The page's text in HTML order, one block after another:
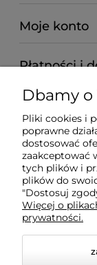
Moje konto
Płatności i
Informacje
O nas
Wyposażenie
Sklep
Dbamy
Pliki cookies i
poprawne
dostosować
zaakceptować
tych plików i
plików do
"Dostosuj
Więcej o
prywatności.